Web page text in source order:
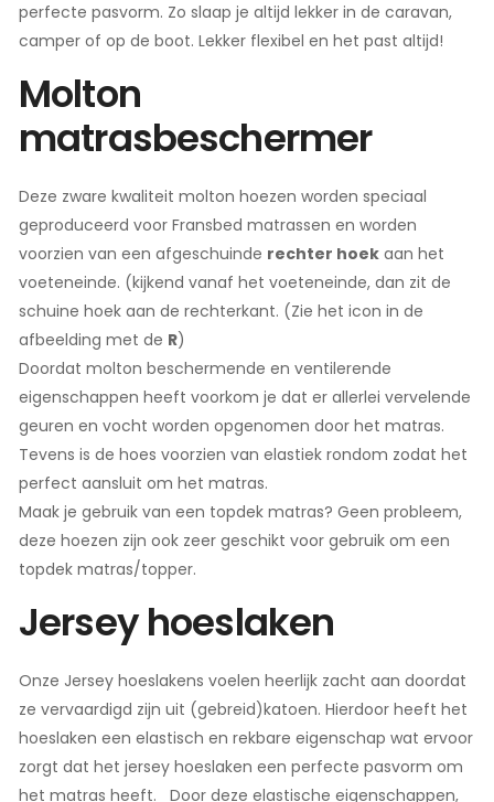
perfecte pasvorm. Zo slaap je altijd lekker in de caravan,
camper of op de boot. Lekker flexibel en het past altijd!
Molton
matrasbeschermer
Deze zware kwaliteit molton hoezen worden speciaal
geproduceerd voor Fransbed matrassen en worden
voorzien van een afgeschuinde rechter hoek aan het
voeteneinde. (kijkend vanaf het voeteneinde, dan zit de
schuine hoek aan de rechterkant. (Zie het icon in de
afbeelding met de R)
Doordat molton beschermende en ventilerende
eigenschappen heeft voorkom je dat er allerlei vervelende
geuren en vocht worden opgenomen door het matras.
Tevens is de hoes voorzien van elastiek rondom zodat het
perfect aansluit om het matras.
Maak je gebruik van een topdek matras? Geen probleem,
deze hoezen zijn ook zeer geschikt voor gebruik om een
topdek matras/topper.
Jersey hoeslaken
Onze Jersey hoeslakens voelen heerlijk zacht aan doordat
ze vervaardigd zijn uit (gebreid)katoen. Hierdoor heeft het
hoeslaken een elastisch en rekbare eigenschap wat ervoor
zorgt dat het jersey hoeslaken een perfecte pasvorm om
het matras heeft. Door deze elastische eigenschappen,